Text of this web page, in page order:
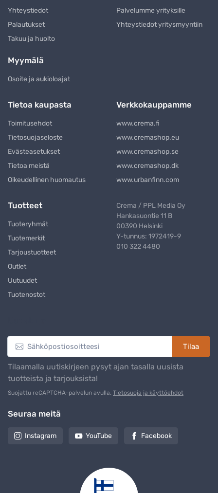
Yhteystiedot
Palautukset
Takuu ja huolto
Palvelumme yrityksille
Yhteystiedot yritysmyyntiin
Myymälä
Osoite ja aukioloajat
Tietoa kaupasta
Toimitusehdot
Tietosuojaseloste
Evästeasetukset
Tietoa meistä
Oikeudellinen huomautus
Verkkokauppamme
www.crema.fi
www.cremashop.eu
www.cremashop.se
www.cremashop.dk
www.urbanfinn.com
Tuotteet
Tuoteryhmät
Tuotemerkit
Tarjoustuotteet
Outlet
Uutuudet
Tuotenostot
Crema / PPL Media Oy
Hankasuontie 11 B
00390 Helsinki
Y-tunnus: 1972419-9
010 322 4480
Tilaa
Tilaamalla uutiskirjeen pysyt ajan tasalla uusista
tuotteista ja tarjouksista!
Suojattu reCAPTCHA-palvelun avulla. Tietosuoja ja käyttöehdot
Seuraa meitä
Instagram YouTube Facebook